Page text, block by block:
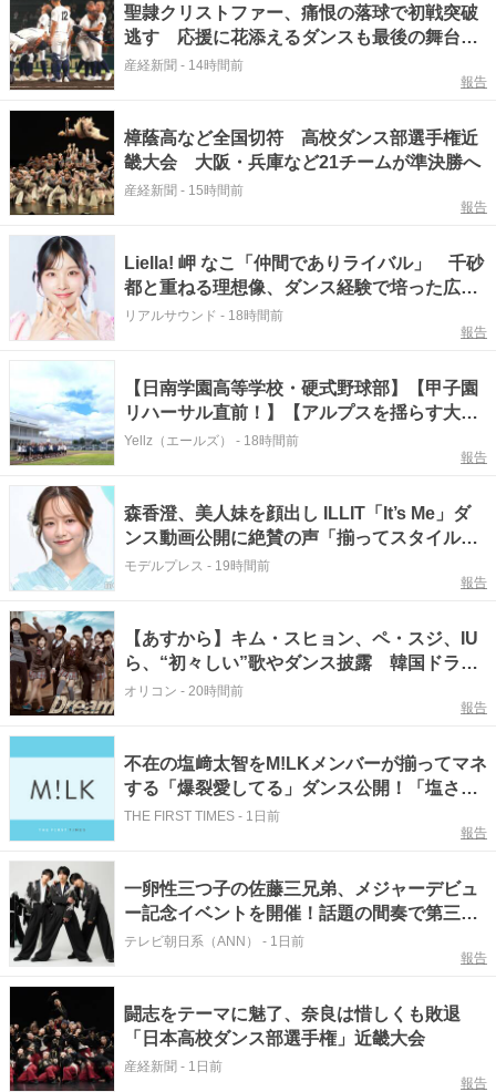
聖隷クリストファー、痛恨の落球で初戦突破
逃す 応援に花添えるダンスも最後の舞台
夏の甲子園
産経新聞 - 14時間前
報告
樟蔭高など全国切符 高校ダンス部選手権近
畿大会 大阪・兵庫など21チームが準決勝へ
産経新聞 - 15時間前
報告
Liella! 岬 なこ「仲間でありライバル」 千砂
都と重ねる理想像、ダンス経験で培った広い
視野
リアルサウンド - 18時間前
報告
【日南学園高等学校・硬式野球部】【甲子園
リハーサル直前！】【アルプスを揺らす大応
援！】吹奏楽部と合同練習！必見の「かわい
Yellz（エールズ） - 18時間前
報告
森香澄、美人妹を顔出し ILLIT「It’s Me」ダ
ンス動画公開に絶賛の声「揃ってスタイル抜
群」「本物のアイドルみたい」
モデルプレス - 19時間前
報告
【あすから】キム・スヒョン、ペ・スジ、IU
ら、“初々しい”歌やダンス披露 韓国ドラマ
『ドリームハイ』放送スタート＜キャスト・
オリコン - 20時間前
報告
不在の塩﨑太智をM!LKメンバーが揃ってマネ
する「爆裂愛してる」ダンス公開！「塩さん
の肖像画と見つめ合っててかわいい」「いな
いのに存在感抜群」「1人分スペース空けて
THE FIRST TIMES - 1日前
報告
一卵性三つ子の佐藤三兄弟、メジャーデビュ
ー記念イベントを開催！話題の間奏で第三形
態ダンスを披露！？
テレビ朝日系（ANN） - 1日前
報告
闘志をテーマに魅了、奈良は惜しくも敗退
「日本高校ダンス部選手権」近畿大会
産経新聞 - 1日前
報告